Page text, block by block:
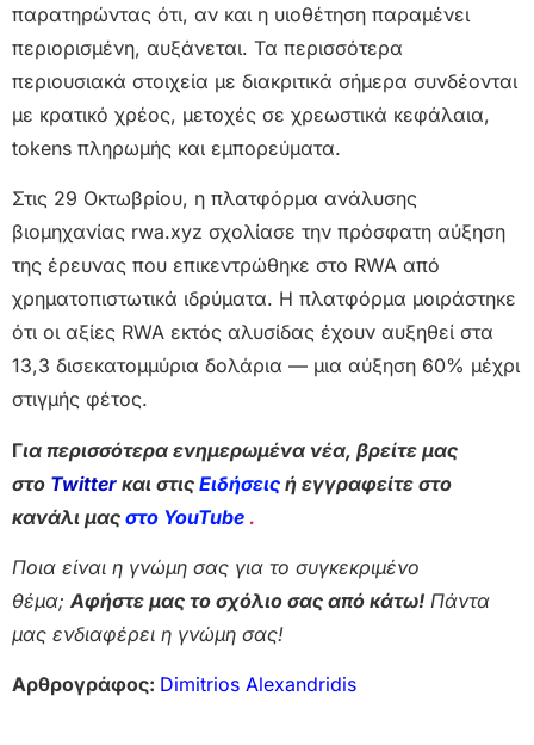
παρατηρώντας ότι, αν και η υιοθέτηση παραμένει
περιορισμένη, αυξάνεται. Τα περισσότερα
περιουσιακά στοιχεία με διακριτικά σήμερα συνδέονται
με κρατικό χρέος, μετοχές σε χρεωστικά κεφάλαια,
tokens πληρωμής και εμπορεύματα.
Στις 29 Οκτωβρίου, η πλατφόρμα ανάλυσης
βιομηχανίας rwa.xyz σχολίασε την πρόσφατη αύξηση
της έρευνας που επικεντρώθηκε στο RWA από
χρηματοπιστωτικά ιδρύματα. Η πλατφόρμα μοιράστηκε
ότι οι αξίες RWA εκτός αλυσίδας έχουν αυξηθεί στα
13,3 δισεκατομμύρια δολάρια — μια αύξηση 60% μέχρι
στιγμής φέτος.
Για περισσότερα ενημερωμένα νέα, βρείτε μας
στο Twitter και στις Ειδήσεις ή εγγραφείτε στο
κανάλι μας στο YouTube .
Ποια είναι η γνώμη σας για το συγκεκριμένο
θέμα;Αφήστε μας το σχόλιο σας από κάτω! Πάντα
μας ενδιαφέρει η γνώμη σας!
Αρθρογράφος: Dimitrios Alexandridis